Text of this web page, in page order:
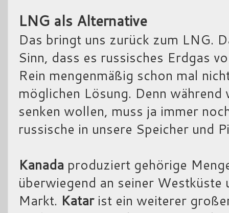
LNG als Alternative
Das bringt uns zurück zum LNG.
Sinn, dass es russisches Erdgas
Rein mengenmäßig schon mal
möglichen Lösung. Denn
senken wollen, muss ja immer
russische in unsere Speicher und
Kanada produziert gehörige
überwiegend an seiner
Markt. Katarist ein weiterer